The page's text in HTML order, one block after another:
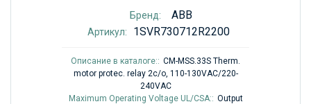
Бренд: ABB
Артикул: 1SVR730712R2200
Описание в каталоге:: CM-MSS.33S Therm.
motor protec. relay 2c/o, 110-130VAC/220-
240VAC
Maximum Operating Voltage UL/CSA:: Output